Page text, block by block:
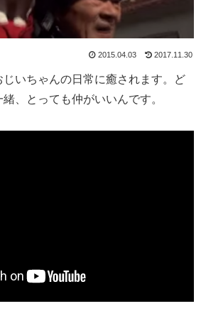
2015.04.03 2017.11.30
いちゃんの日常に癒されます。ど
、とっても仲がいいんです。